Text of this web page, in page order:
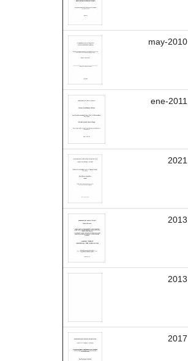
may-2010
ene-2011
2021
2013
2013
2017